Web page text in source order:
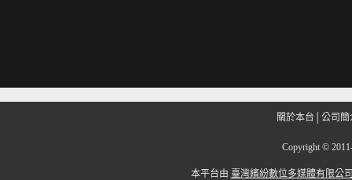
關於本台 公司簡
Copyright ©
本平台由 臺灣繽紛數位多媒體有限公